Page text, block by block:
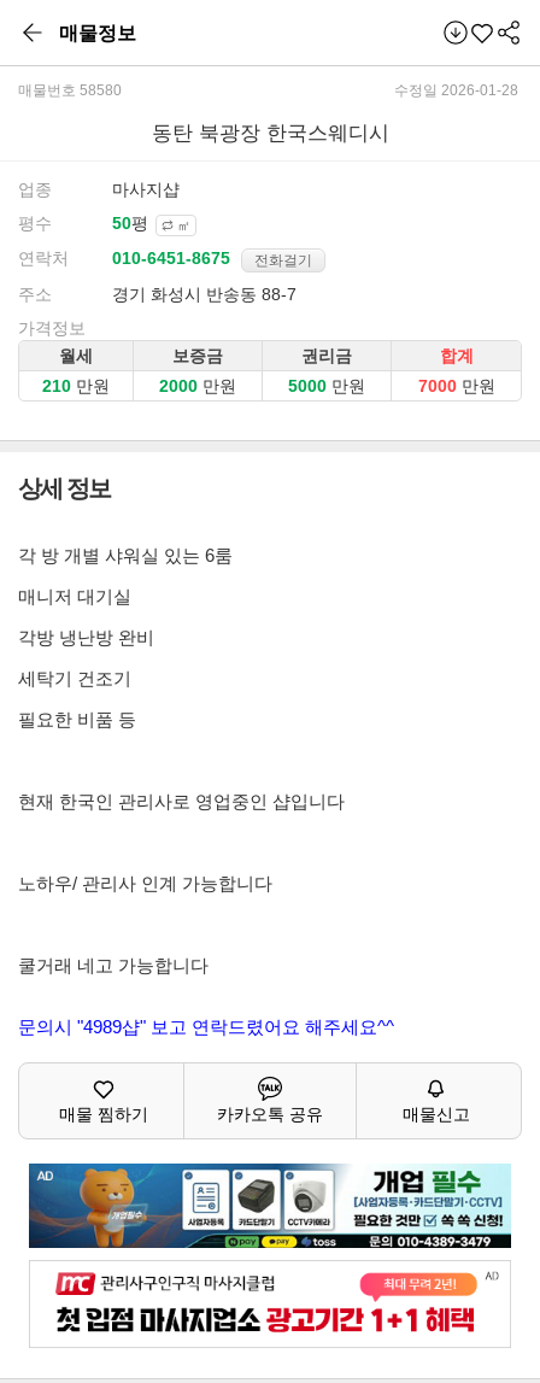
매물정보
매물번호 58580 수정일 2026-01-28
동탄 북광장 한국스웨디시
업종
마사지샵
평수
평 ㎡
연락처 전화걸기
주소
경기 화성시 반송동 88-7
가격정보
월세
보증금 권리금
합계
만원
만원 만원 만원
상세 정보
각 방 개별 샤워실 있는 6룸
매니저 대기실
각방 냉난방 완비
세탁기 건조기
필요한 비품 등
현재 한국인 관리사로 영업중인 샵입니다
노하우/ 관리사 인계 가능합니다
쿨거래 네고 가능합니다
문의시 "4989샵" 보고 연락드렸어요 해주세요^^
매물 찜하기 카카오톡 공유 매물신고